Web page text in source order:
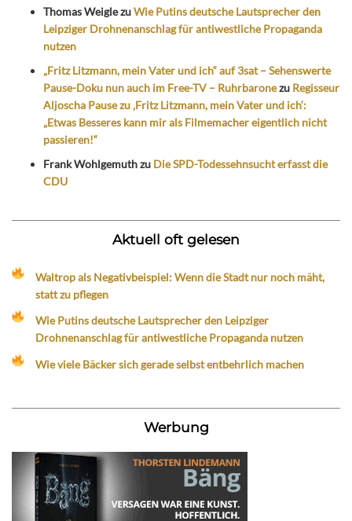
Thomas WeiglezuWie Putins deutsche Lautsprecher den
Leipziger Drohnenanschlag für antiwestliche Propaganda
nutzen
„Fritz Litzmann, mein Vater und ich“ auf 3sat – Sehenswerte
Pause-Doku nun auch im Free-TV – Ruhrbaronezu Regisseur
Aljoscha Pause zu ‚Fritz Litzmann, mein Vater und ich‘:
„Etwas Besseres kann mir als Filmemacher eigentlich nicht
passieren!“
Frank Wohlgemuthzu Die SPD-Todessehnsucht erfasst die
CDU
Aktuell oft gelesen
Waltrop als Negativbeispiel: Wenn die Stadt nur noch mäht,
statt zu pflegen
Wie Putins deutsche Lautsprecher den Leipziger
Drohnenanschlag für antiwestliche Propaganda nutzen
Wie viele Bäcker sich gerade selbst entbehrlich machen
Werbung